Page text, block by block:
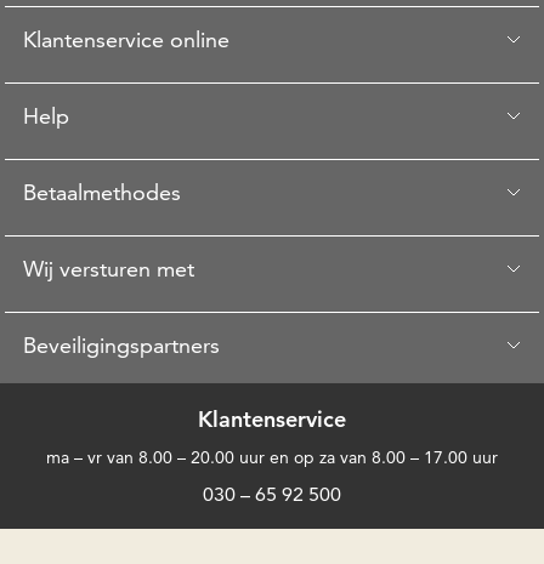
Klantenservice online
Help
Betaalmethodes
Wij versturen met
Beveiligingspartners
Klantenservice
ma – vr van 8.00 – 20.00 uur en op za van 8.00 – 17.00 uur
030 – 65 92 500